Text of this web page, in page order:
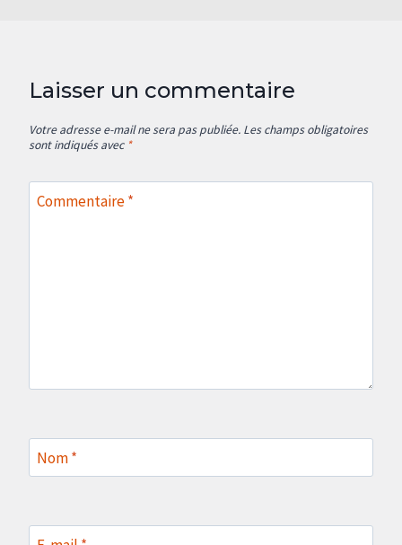
Laisser un commentaire
Votre adresse e-mail ne sera pas publiée. Les champs obligatoires
sont indiqués avec *
Commentaire*
Nom*